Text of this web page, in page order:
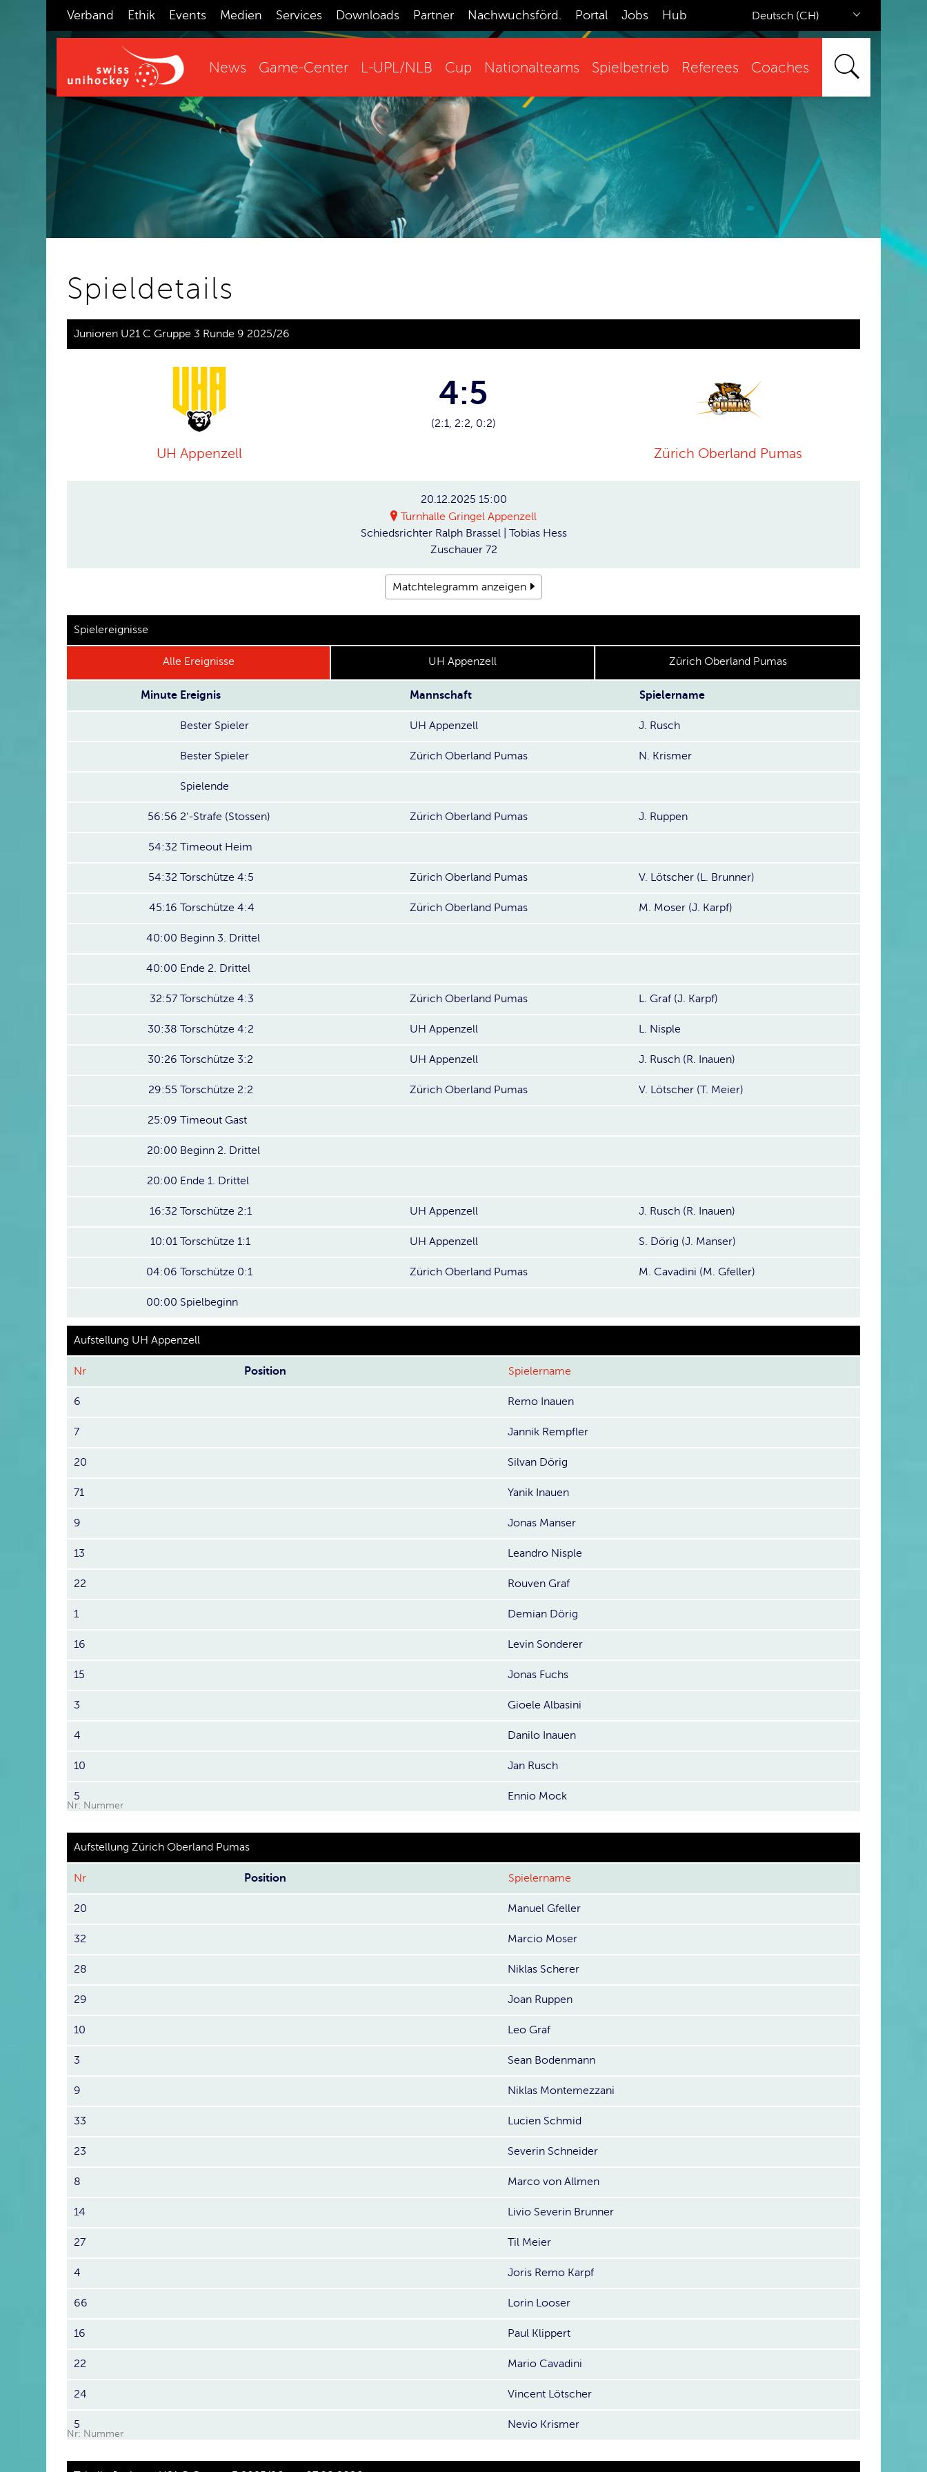
Verband Ethik Events Medien Services Downloads Partner Nachwuchsförd. Portal Jobs Hub Deutsch (CH)
News Game-Center L-UPL/NLB Cup Nationalteams Spielbetrieb Referees Coaches
Spieldetails
Junioren U21 C Gruppe 3 Runde 9 2025/26
UH Appenzell
4:5
(2:1, 2:2, 0:2)
Zürich Oberland Pumas
20.12.2025 15:00
Turnhalle Gringel Appenzell
Schiedsrichter Ralph Brassel | Tobias Hess
Zuschauer 72
Matchtelegramm anzeigen
Spielereignisse
Alle Ereignisse UH Appenzell Zürich Oberland Pumas
Minute Ereignis Mannschaft Spielername
Bester Spieler UH Appenzell J. Rusch
Bester Spieler Zürich Oberland Pumas N. Krismer
Spielende
56:56 2'-Strafe (Stossen) Zürich Oberland Pumas J. Ruppen
54:32 Timeout Heim
54:32 Torschütze 4:5 Zürich Oberland Pumas V. Lötscher (L. Brunner)
45:16 Torschütze 4:4 Zürich Oberland Pumas M. Moser (J. Karpf)
40:00 Beginn 3. Drittel
40:00 Ende 2. Drittel
32:57 Torschütze 4:3 Zürich Oberland Pumas L. Graf (J. Karpf)
30:38 Torschütze 4:2 UH Appenzell L. Nisple
30:26 Torschütze 3:2 UH Appenzell J. Rusch (R. Inauen)
29:55 Torschütze 2:2 Zürich Oberland Pumas V. Lötscher (T. Meier)
25:09 Timeout Gast
20:00 Beginn 2. Drittel
20:00 Ende 1. Drittel
16:32 Torschütze 2:1 UH Appenzell J. Rusch (R. Inauen)
10:01 Torschütze 1:1 UH Appenzell S. Dörig (J. Manser)
04:06 Torschütze 0:1 Zürich Oberland Pumas M. Cavadini (M. Gfeller)
00:00 Spielbeginn
Aufstellung UH Appenzell
Nr Position Spielername
6 Remo Inauen
7 Jannik Rempfler
20 Silvan Dörig
71 Yanik Inauen
9 Jonas Manser
13 Leandro Nisple
22 Rouven Graf
1 Demian Dörig
16 Levin Sonderer
15 Jonas Fuchs
3 Gioele Albasini
4 Danilo Inauen
10 Jan Rusch
5 Ennio Mock
Nr: Nummer
Aufstellung Zürich Oberland Pumas
Nr Position Spielername
20 Manuel Gfeller
32 Marcio Moser
28 Niklas Scherer
29 Joan Ruppen
10 Leo Graf
3 Sean Bodenmann
9 Niklas Montemezzani
33 Lucien Schmid
23 Severin Schneider
8 Marco von Allmen
14 Livio Severin Brunner
27 Til Meier
4 Joris Remo Karpf
66 Lorin Looser
16 Paul Klippert
22 Mario Cavadini
24 Vincent Lötscher
5 Nevio Krismer
Nr: Nummer